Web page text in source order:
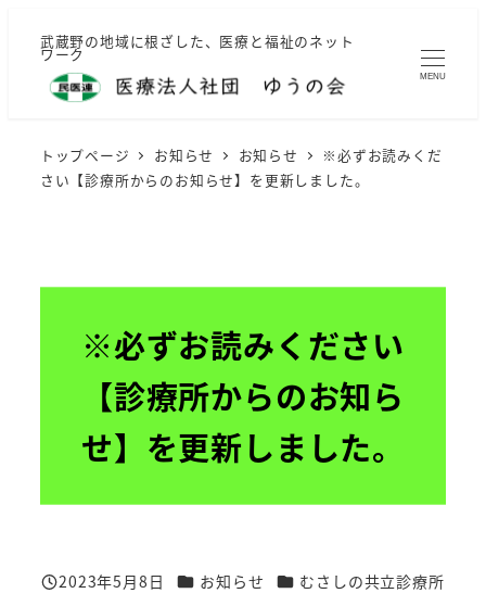
武蔵野の地域に根ざした、医療と福祉のネット
ワーク
MENU
トップページ お知らせ お知らせ
※必ずお読みくだ
さい【診療所からのお知らせ】を更新しました。
※必ずお読みください
【診療所からのお知ら
せ】を更新しました。
投稿日
2023年5月8日 カテゴリー
お知らせ カテゴリー
むさしの共立診療所